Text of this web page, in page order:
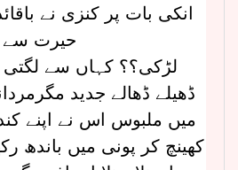
انکی بات پر کنزی نے
حیرت سے
لڑکی؟؟ کہاں سے
ڈھیلے ڈھالے جدید
میں ملبوس اس نے اپنے
کھینچ کر پونی میں باندھ